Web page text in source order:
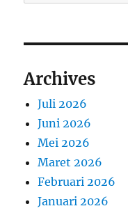
Archives
Juli 2026
Juni 2026
Mei 2026
Maret 2026
Februari 2026
Januari 2026